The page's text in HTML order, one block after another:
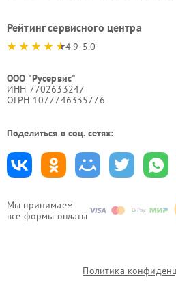
Мы принимаем
все формы оплаты
Рейтинг сервисного центра
4.9-5.0
ООО "Русервис"
ИНН 7702633247
ОГРН 1077746335776
Поделиться в соц. сетях:
Политика